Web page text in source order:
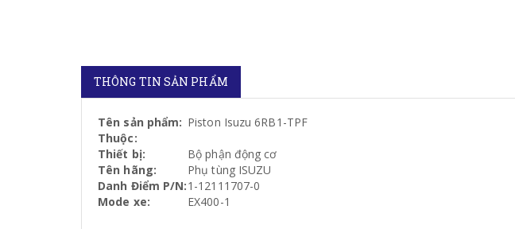
THÔNG TIN SẢN PHẨM
Tên sản phẩm: Piston Isuzu 6RB1-TPF
Thuộc:
Thiết bị:
Bộ phận động cơ
Tên hãng:
Phụ tùng ISUZU
Danh Điểm P/N:1-12111707-0
Mode xe:
EX400-1